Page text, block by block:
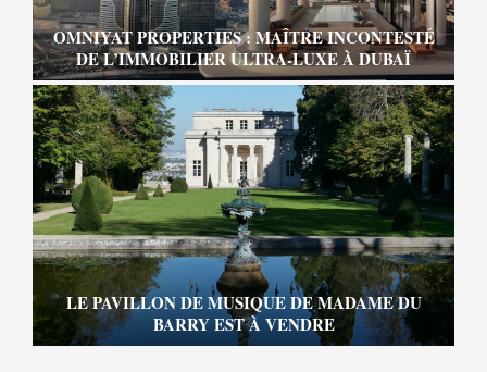
OMNIYAT PROPERTIES : MAÎTRE INCONTESTÉ
DE L’IMMOBILIER ULTRA-LUXE À DUBAÏ
LE PAVILLON DE MUSIQUE DE MADAME DU
BARRY EST À VENDRE